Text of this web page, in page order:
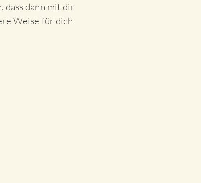
dass dann mit dir
Weise für dich